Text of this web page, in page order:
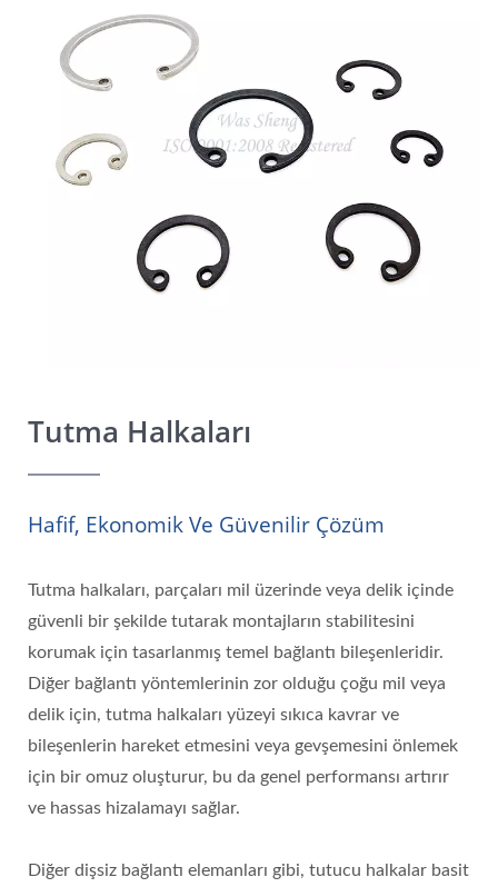
Tutma Halkaları
Hafif, Ekonomik Ve Güvenilir Çözüm
Tutma halkaları, parçaları mil üzerinde veya delik içinde
güvenli bir şekilde tutarak montajların stabilitesini
korumak için tasarlanmış temel bağlantı bileşenleridir.
Diğer bağlantı yöntemlerinin zor olduğu çoğu mil veya
delik için, tutma halkaları yüzeyi sıkıca kavrar ve
bileşenlerin hareket etmesini veya gevşemesini önlemek
için bir omuz oluşturur, bu da genel performansı artırır
ve hassas hizalamayı sağlar.
Diğer dişsiz bağlantı elemanları gibi, tutucu halkalar basit